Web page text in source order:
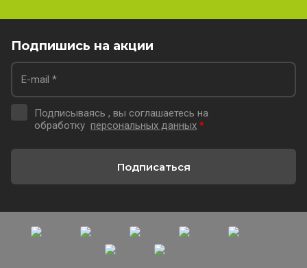
Подпишись на акции
Подписываясь , вы соглашаетесь на
обработку персональных данных *
Подписаться